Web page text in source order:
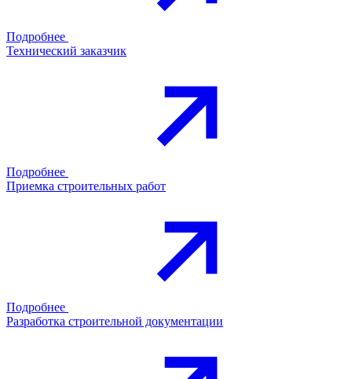
Подробнее
Технический заказчик
Подробнее
Приемка строительных работ
Подробнее
Разработка строительной документации